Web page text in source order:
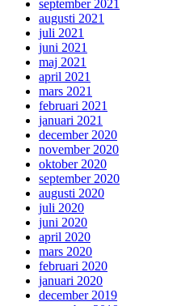
september 2021
augusti 2021
juli 2021
juni 2021
maj 2021
april 2021
mars 2021
februari 2021
januari 2021
december 2020
november 2020
oktober 2020
september 2020
augusti 2020
juli 2020
juni 2020
april 2020
mars 2020
februari 2020
januari 2020
december 2019